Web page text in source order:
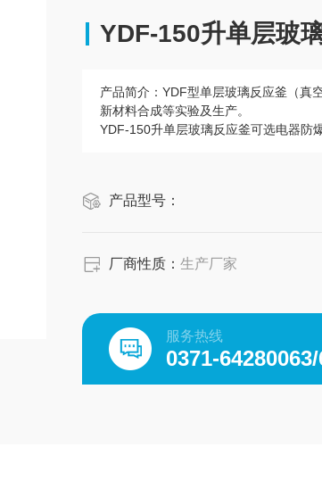
YDF-150升单层玻
产品简介： YDF型单层玻璃反应釜（真
新材料合成等实验及生产。
YDF-150升单层玻璃反应釜可选电器防
产品型号：
厂商性质： 生产厂家
服务热线